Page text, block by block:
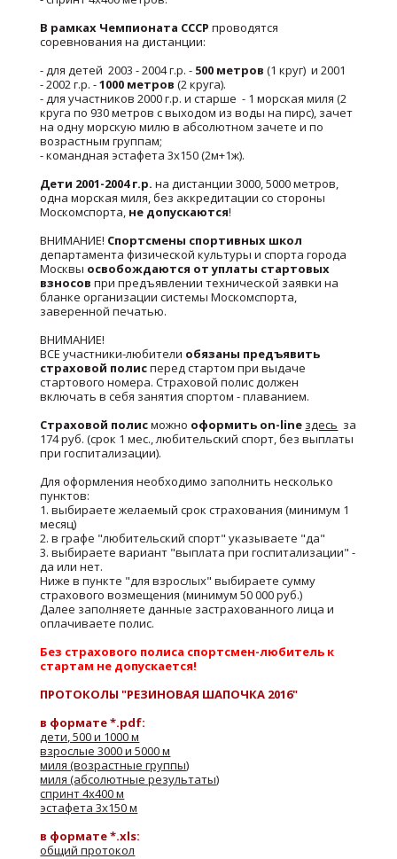
В рамках Чемпионата СССР проводятся
соревнования на дистанции:
- для детей 2003 - 2004 г.р. - 500 метров(1 круг) и 2001
- 2002 г.р. -1000 метров (2 круга).
- для участников 2000 г.р. и старше - 1 морская миля (2
круга по 930 метров с выходом из воды на пирс), зачет
на одну морскую милю в абсолютном зачете и по
возрастным группам;
- командная эстафета 3х150 (2м+1ж).
Дети 2001-2004 г.р. на дистанции 3000, 5000 метров,
одна морская миля, без аккредитации со стороны
Москомспорта, не допускаются!
ВНИМАНИЕ! Спортсмены спортивных школ
департамента физической культуры и спорта города
Москвы освобождаются от уплаты стартовых
взносов при предъявлении технической заявки на
бланке организации системы Москомспорта,
заверенной печатью.
ВНИМАНИЕ!
ВСЕ участники-любители обязаны предъявить
страховой полисперед стартом при выдаче
стартового номера. Страховой полис должен
включать в себя занятия спортом - плаванием.
Страховой полисможно оформить on-line здесь за
174 руб. (срок 1 мес., любительский спорт, без выплаты
при госпитализации).
Для оформления необходимо заполнить несколько
пунктов:
1. выбираете желаемый срок страхования (минимум 1
месяц)
2. в графе "любительский спорт" указываете "да"
3. выбираете вариант "выплата при госпитализации" -
да или нет.
Ниже в пункте "для взрослых" выбираете сумму
страхового возмещения (минимум 50 000 руб.)
Далее заполняете данные застрахованного лица и
оплачиваете полис.
Без страхового полиса спортсмен-любитель к
стартам не допускается!
ПРОТОКОЛЫ "РЕЗИНОВАЯ ШАПОЧКА 2016"
в формате *.pdf:
дети, 500 и 1000 м
взрослые 3000 и 5000 м
миля (возрастные группы)
миля (абсолютные результаты)
спринт 4х400 м
эстафета 3х150 м
в формате *.xls:
общий протокол